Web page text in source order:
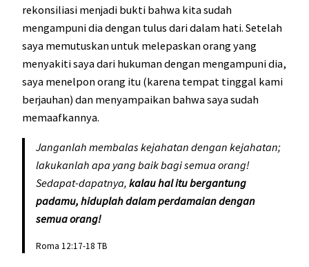
rekonsiliasi menjadi bukti bahwa kita sudah
mengampuni dia dengan tulus dari dalam hati. Setelah
saya memutuskan untuk melepaskan orang yang
menyakiti saya dari hukuman dengan mengampuni dia,
saya menelpon orang itu (karena tempat tinggal kami
berjauhan) dan menyampaikan bahwa saya sudah
memaafkannya.
Janganlah membalas kejahatan dengan kejahatan;
lakukanlah apa yang baik bagi semua orang!
Sedapat-dapatnya,kalau hal itu bergantung
padamu, hiduplah dalam perdamaian dengan
semua orang!
Roma 12:17-18 TB